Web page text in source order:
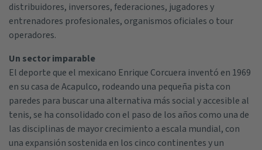
distribuidores, inversores, federaciones, jugadores y
entrenadores profesionales, organismos oficiales o tour
operadores.
Un sector imparable
El deporte que el mexicano Enrique Corcuera inventó en 1969
en su casa de Acapulco, rodeando una pequeña pista con
paredes para buscar una alternativa más social y accesible al
tenis, se ha consolidado con el paso de los años como una de
las disciplinas de mayor crecimiento a escala mundial, con
una expansión sostenida en los cinco continentes y un